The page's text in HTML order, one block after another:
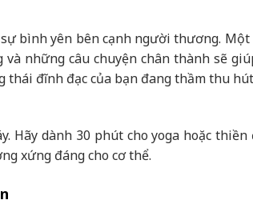
bình yên bên cạnh người thương.
những câu chuyện chân thành sẽ
thái đĩnh đạc của bạn đang thầm thu
Hãy dành 30 phút cho yoga hoặc thiền
xứng đáng cho cơ thể.